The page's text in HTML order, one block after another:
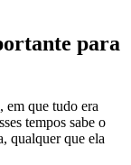
para
, em que tudo era
tempos sabe o
qualquer que ela